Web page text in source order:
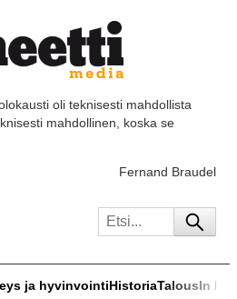
oli teknisesti mahdollista
mahdollinen, koska se
Fernand Braudel
ja hyvinvointiHistoriaTalousIn